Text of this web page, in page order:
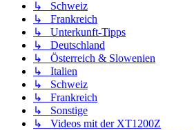
↳ Schweiz
↳ Frankreich
↳ Unterkunft-Tipps
↳ Deutschland
↳ Österreich & Slowenien
↳ Italien
↳ Schweiz
↳ Frankreich
↳ Sonstige
↳ Videos mit der XT1200Z